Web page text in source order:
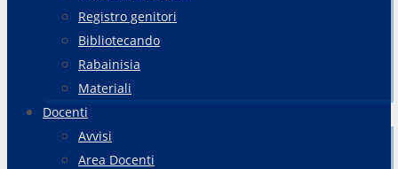
Registro genitori
Bibliotecando
Rabainisia
Materiali
Docenti
Avvisi
Area Docenti